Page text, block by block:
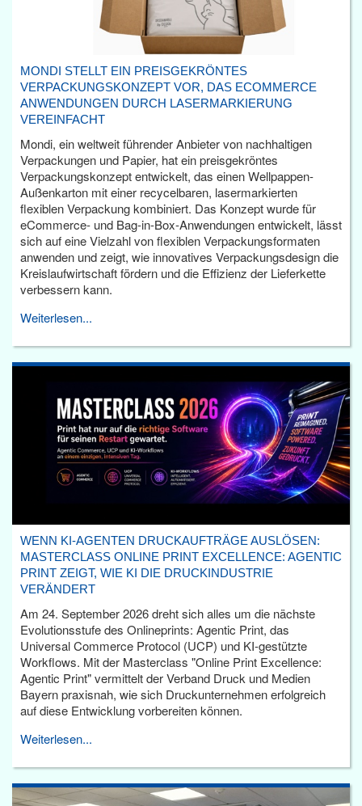
MONDI STELLT EIN PREISGEKRÖNTES
VERPACKUNGSKONZEPT VOR, DAS ECOMMERCE
ANWENDUNGEN DURCH LASERMARKIERUNG
VEREINFACHT
Mondi, ein weltweit führender Anbieter von nachhaltigen
Verpackungen und Papier, hat ein preisgekröntes
Verpackungskonzept entwickelt, das einen Wellpappen-
Außenkarton mit einer recycelbaren, lasermarkierten
flexiblen Verpackung kombiniert. Das Konzept wurde für
eCommerce- und Bag-in-Box-Anwendungen entwickelt, lässt
sich auf eine Vielzahl von flexiblen Verpackungsformaten
anwenden und zeigt, wie innovatives Verpackungsdesign die
Kreislaufwirtschaft fördern und die Effizienz der Lieferkette
verbessern kann.
Weiterlesen...
WENN KI-AGENTEN DRUCKAUFTRÄGE AUSLÖSEN:
MASTERCLASS ONLINE PRINT EXCELLENCE: AGENTIC
PRINT ZEIGT, WIE KI DIE DRUCKINDUSTRIE
VERÄNDERT
Am 24. September 2026 dreht sich alles um die nächste
Evolutionsstufe des Onlineprints: Agentic Print, das
Universal Commerce Protocol (UCP) und KI-gestützte
Workflows. Mit der Masterclass "Online Print Excellence:
Agentic Print" vermittelt der Verband Druck und Medien
Bayern praxisnah, wie sich Druckunternehmen erfolgreich
auf diese Entwicklung vorbereiten können.
Weiterlesen...